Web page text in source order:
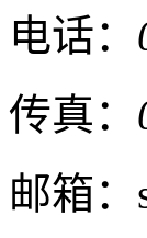
电话：
传真：
邮箱：